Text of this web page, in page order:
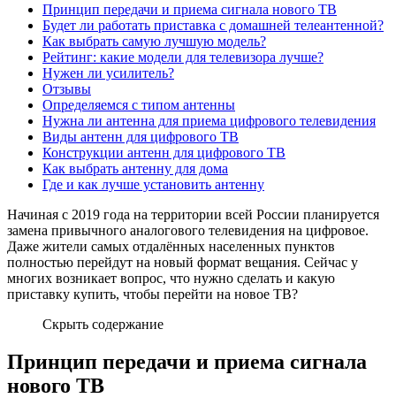
Принцип передачи и приема сигнала нового ТВ
Будет ли работать приставка с домашней телеантенной?
Как выбрать самую лучшую модель?
Рейтинг: какие модели для телевизора лучше?
Нужен ли усилитель?
Отзывы
Определяемся с типом антенны
Нужна ли антенна для приема цифрового телевидения
Виды антенн для цифрового ТВ
Конструкции антенн для цифрового ТВ
Как выбрать антенну для дома
Где и как лучше установить антенну
Начиная с 2019 года на территории всей России планируется
замена привычного аналогового телевидения на цифровое.
Даже жители самых отдалённых населенных пунктов
полностью перейдут на новый формат вещания. Сейчас у
многих возникает вопрос, что нужно сделать и какую
приставку купить, чтобы перейти на новое ТВ?
Скрыть содержание
Принцип передачи и приема сигнала
нового ТВ